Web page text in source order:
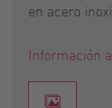
en acero
Información